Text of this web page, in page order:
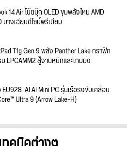
14 Air โน้ตบุ๊ก OLED ขุมพลังใหม่ AMD
บางเฉียบดีไซน์พรีเมียม
T1g Gen 9 พลัง Panther Lake กราฟิก
LPCAMM2 สู้งานหนักและเกมมิ่ง
AI AI Mini PC รุ่นเรือธงขับเคลื่อน
Ultra 9 (Arrow Lake-H)